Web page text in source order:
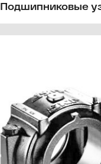
Подшипниковые